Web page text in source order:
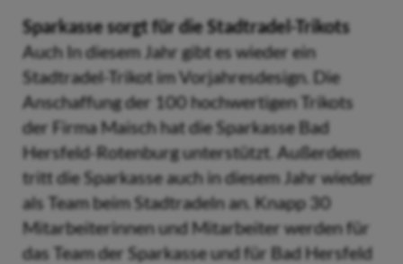
Sparkasse sorgt für die Stadtradel-Trikots
Auch In diesem Jahr gibt es wieder ein
Stadtradel-Trikot im Vorjahresdesign. Die
Anschaffung der 100 hochwertigen Trikots
der Firma Maisch hat die Sparkasse Bad
Hersfeld-Rotenburg unterstützt. Außerdem
tritt die Sparkasse auch in diesem Jahr wieder
als Team beim Stadtradeln an. Knapp 30
Mitarbeiterinnen und Mitarbeiter werden für
das Team der Sparkasse und für Bad Hersfeld